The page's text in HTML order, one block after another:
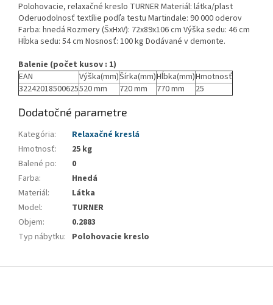
Polohovacie, relaxačné kreslo TURNER Materiál: látka/plast
Oderuodolnosť textílie podľa testu Martindale: 90 000 oderov
Farba: hnedá Rozmery (ŠxHxV): 72x89x106 cm Výška sedu: 46 cm
Hĺbka sedu: 54 cm Nosnosť: 100 kg Dodávané v demonte.
Balenie (počet kusov : 1)
EAN
Výška(mm)Šírka(mm)Hĺbka(mm)Hmotnosť
32242018500625520 mm 720 mm 770 mm 25
Dodatočné parametre
Kategória:
Relaxačné kreslá
Hmotnosť:
25 kg
Balené po:
0
Farba:
Hnedá
Materiál:
Látka
Model:
TURNER
Objem:
0.2883
Typ nábytku: Polohovacie kreslo